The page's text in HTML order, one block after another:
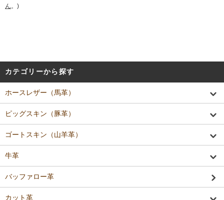
ん。)
カテゴリーから探す
ホースレザー（馬革）
ピッグスキン（豚革）
ゴートスキン（山羊革）
牛革
バッファロー革
カット革